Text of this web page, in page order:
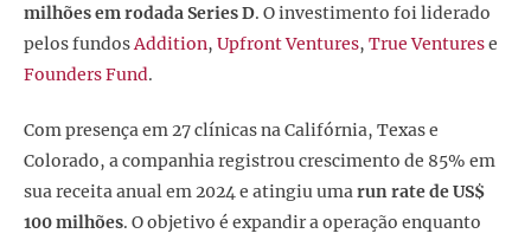
milhões em rodada Series D. O investimento foi liderado
pelos fundosAddition, Upfront Ventures, True Venturese
Founders Fund.
Com presença em 27 clínicas na Califórnia, Texas e
Colorado, a companhia registrou crescimento de 85% em
sua receita anual em 2024 e atingiu umarun rate de US$
100 milhões. O objetivo é expandir a operação enquanto